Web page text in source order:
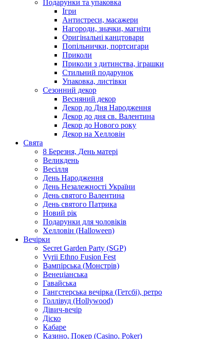
Подарунки та упаковка
Ігри
Антистреси, масажери
Нагороди, значки, магніти
Оригінальні канцтовари
Попільнички, портсигари
Приколи
Приколи з дитинства, іграшки
Стильний подарунок
Упаковка, листівки
Сезонний декор
Весняний декор
Декор до Дня Народження
Декор до дня св. Валентина
Декор до Нового року
Декор на Хелловін
Свята
8 Березня, День матері
Великдень
Весілля
День Народження
День Незалежності України
День святого Валентина
День святого Патрика
Новий рік
Подарунки для чоловіків
Хелловін (Halloween)
Вечірки
Secret Garden Party (SGP)
Vyrii Ethno Fusion Fest
Вампірська (Монстрів)
Венеціанська
Гавайська
Гангстерська вечірка (Гетсбі), ретро
Голлівуд (Hollywood)
Дівич-вечір
Діско
Кабаре
Казино, Покер (Casino, Poker)